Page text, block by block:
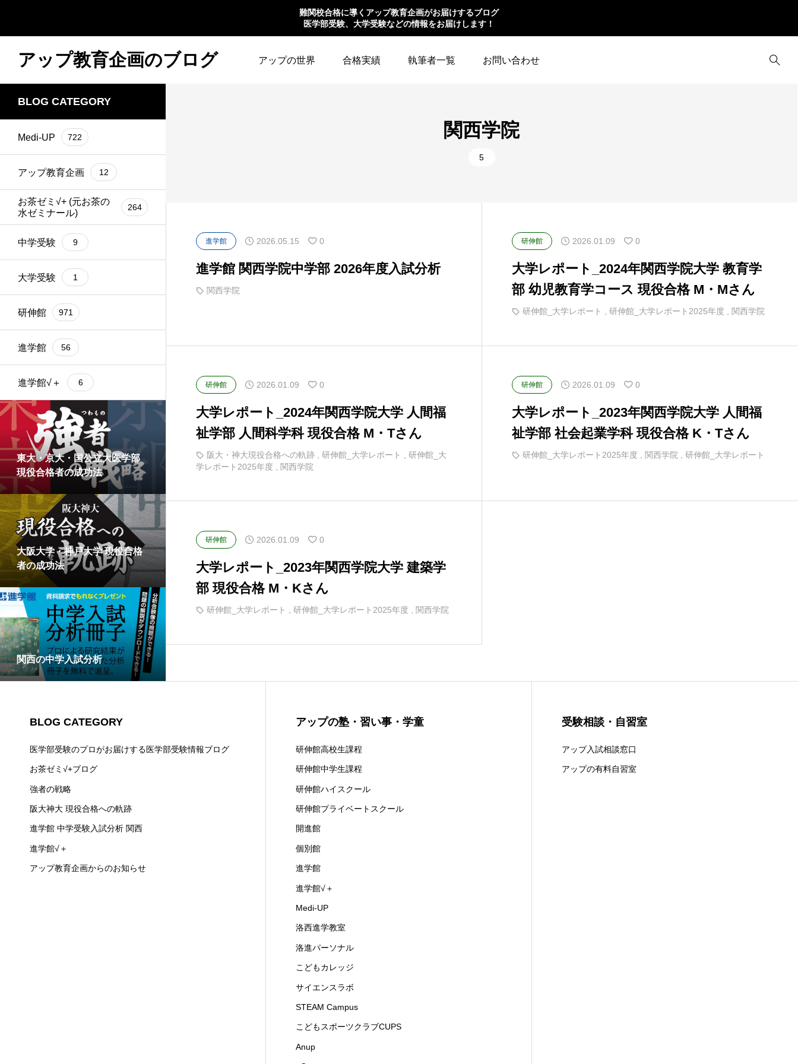
難関校合格に導くアップ教育企画がお届けするブログ
医学部受験、大学受験などの情報をお届けします！
アップ教育企画のブログ アップの世界 合格実績 執筆者一覧 お問い合わせ
BLOG CATEGORY
Medi-UP 722
アップ教育企画 12
お茶ゼミ√+ (元お茶の
水ゼミナール)
264
中学受験 9
大学受験 1
研伸館 971
進学館 56
進学館√＋ 6
東大・京大・国公立大医学部
現役合格者の成功法
大阪大学・神戸大学 現役合格
者の成功法
関西の中学入試分析
関西学院
5
進学館 2026.05.15 0
進学館 関西学院中学部 2026年度入試分析
関西学院
研伸館 2026.01.09 0
大学レポート_2024年関西学院大学 教育学
部 幼児教育学コース 現役合格 M・Mさん
研伸館_大学レポート , 研伸館_大学レポート2025年度 , 関西学院
研伸館 2026.01.09 0
大学レポート_2024年関西学院大学 人間福
祉学部 人間科学科 現役合格 M・Tさん
阪大・神大現役合格への軌跡 , 研伸館_大学レポート , 研伸館_大
学レポート2025年度 , 関西学院
研伸館 2026.01.09 0
大学レポート_2023年関西学院大学 人間福
祉学部 社会起業学科 現役合格 K・Tさん
研伸館_大学レポート2025年度 , 関西学院 , 研伸館_大学レポート
研伸館 2026.01.09 0
大学レポート_2023年関西学院大学 建築学
部 現役合格 M・Kさん
研伸館_大学レポート , 研伸館_大学レポート2025年度 , 関西学院
BLOG CATEGORY
医学部受験のプロがお届けする医学部受験情報ブログ
お茶ゼミ√+ブログ
強者の戦略
阪大神大 現役合格への軌跡
進学館 中学受験入試分析 関西
進学館√＋
アップ教育企画からのお知らせ
アップの塾・習い事・学童
研伸館高校生課程
研伸館中学生課程
研伸館ハイスクール
研伸館プライベートスクール
開進館
個別館
進学館
進学館√＋
Medi-UP
洛西進学教室
洛進パーソナル
こどもカレッジ
サイエンスラボ
STEAM Campus
こどもスポーツクラブCUPS
Anup
受験相談・自習室
アップ入試相談窓口
アップの有料自習室